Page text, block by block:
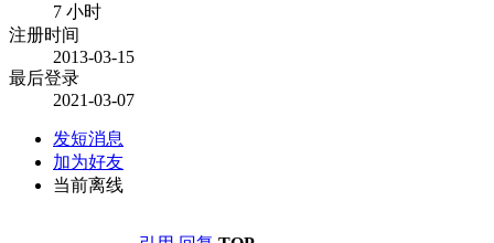
7 小时
注册时间
2013-03-15
最后登录
2021-03-07
发短消息
加为好友
当前离线